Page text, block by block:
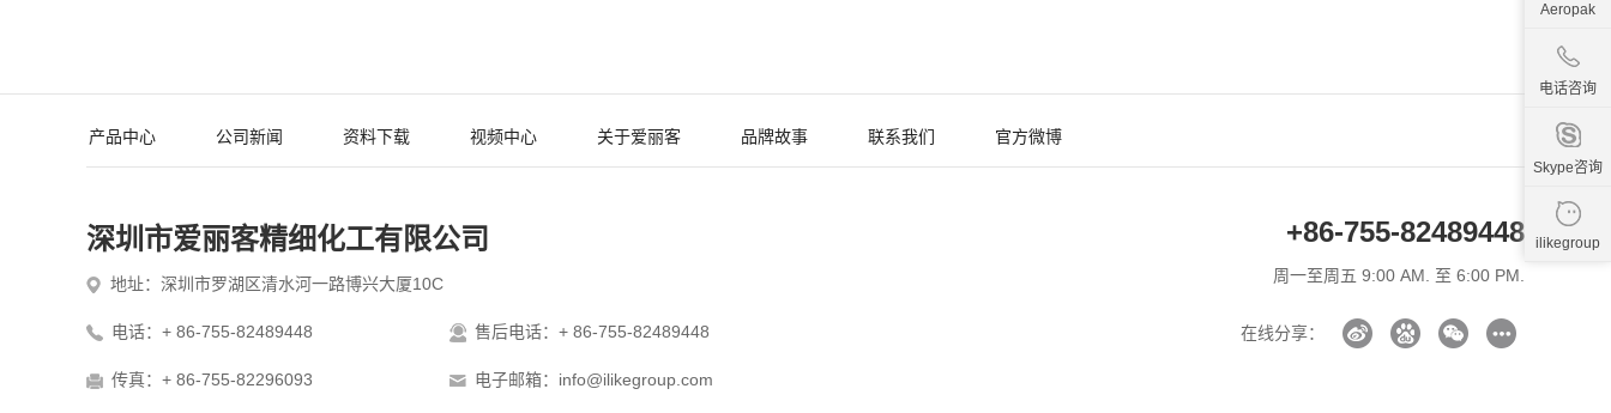
产品中心 公司新闻 资料下载 视频中心 关于爱丽客 品牌故事 联系我们 官方微博
深圳市爱丽客精细化工有限公司
地址：深圳市罗湖区清水河一路博兴大厦10C
电话：+ 86-755-82489448 售后电话：+ 86-755-82489448
传真：+ 86-755-82296093 电子邮箱：info@ilikegroup.com
+86-755-82489448
周一至周五 9:00 AM. 至 6:00 PM.
在线分享：
Aeropak
电话咨询
Skype咨询
ilikegroup